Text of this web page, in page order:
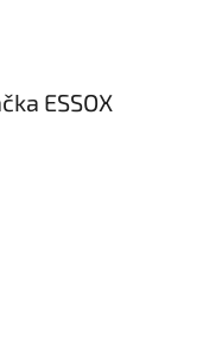
ESSOX